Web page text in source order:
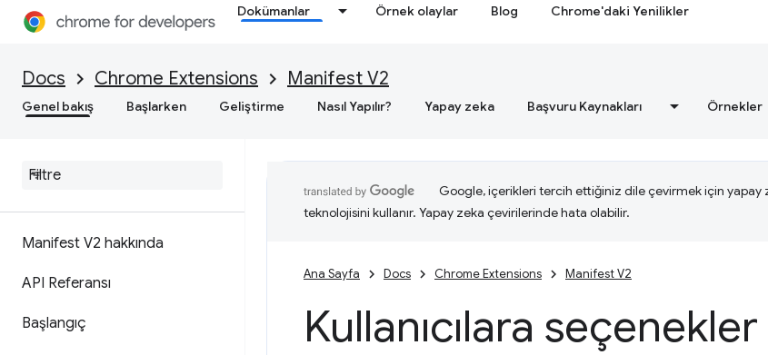
Dokümanlar Örnek olaylar Blog Chrome'daki Yenilikler
Docs Chrome Extensions Manifest V2
Genel bakış Başlarken Geliştirme Nasıl Yapılır? Yapay zeka Başvuru Kaynakları Örnekler
Manifest V2 hakkında
API Referansı
Başlangıç
Google, içerikleri tercih ettiğiniz dile çevirmek için yapay
teknolojisini kullanır. Yapay zeka çevirilerinde hata olabilir.
Ana Sayfa Docs Chrome Extensions Manifest V2
Kullanıcılara